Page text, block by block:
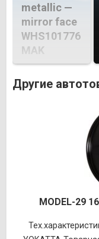
metallic —
mirror face
WHS101776
MAK
Другие
MODEL-29